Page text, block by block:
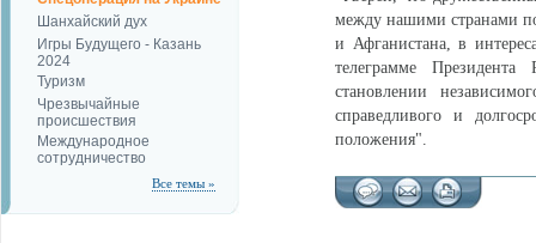
Шанхайский дух
Игры Будущего - Казань
2024
Туризм
Чрезвычайные
происшествия
Международное
сотрудничество
Все темы »
между нашими странами
и Афганистана, в
телеграмме
становлении
справедливого и
положения".